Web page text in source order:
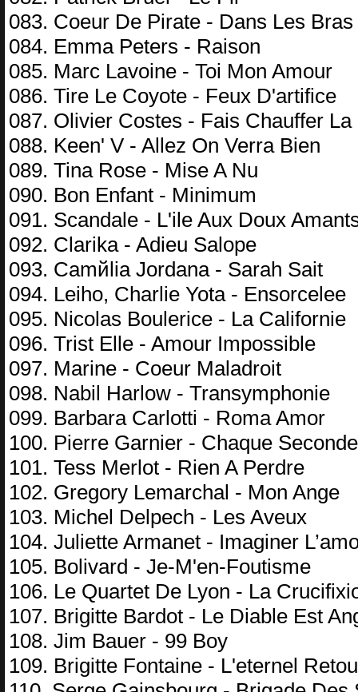
083. Coeur De Pirate - Dans Les
084. Emma Peters - Raison
085. Marc Lavoine - Toi Mon Amour
086. Tire Le Coyote - Feux D'artifice
087. Olivier Costes - Fais Chauffer La
088. Keen' V - Allez On Verra Bien
089. Tina Rose - Mise A Nu
090. Bon Enfant - Minimum
091. Scandale - L'ile Aux Doux
092. Clarika - Adieu Salope
093. Camйlia Jordana - Sarah Sait
094. Leiho, Charlie Yota - Ensorcelee
095. Nicolas Boulerice - La Californie
096. Trist Elle - Amour Impossible
097. Marine - Coeur Maladroit
098. Nabil Harlow - Transymphonie
099. Barbara Carlotti - Roma Amor
100. Pierre Garnier - Chaque Seconde
101. Tess Merlot - Rien A Perdre
102. Gregory Lemarchal - Mon Ange
103. Michel Delpech - Les Aveux
104. Juliette Armanet - Imaginer
105. Bolivard - Je-M'en-Foutisme
106. Le Quartet De Lyon - La
107. Brigitte Bardot - Le Diable Est
108. Jim Bauer - 99 Boy
109. Brigitte Fontaine - L'eternel